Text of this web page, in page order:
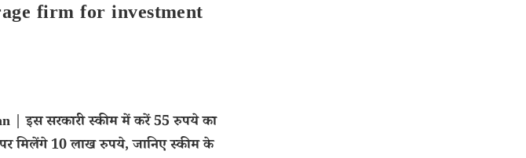
firm for investment
| इस सरकारी स्कीम में करें 55 रुपये का
पर मिलेंगे 10 लाख रुपये, जानिए स्कीम के